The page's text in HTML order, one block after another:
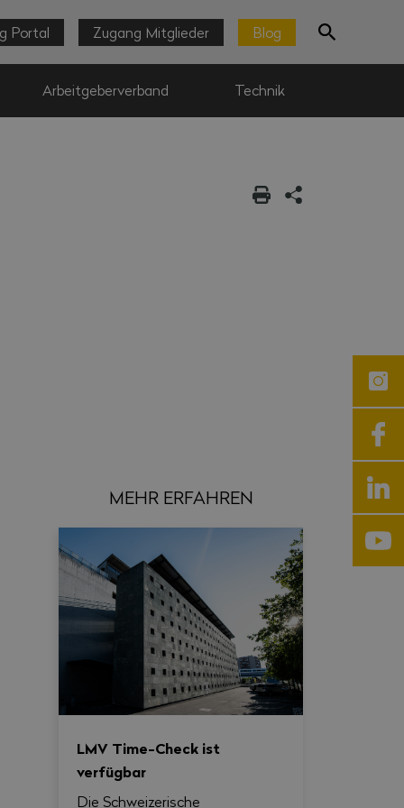
Portal Zugang Mitglieder Blog
Arbeitgeberverband Technik
MEHR ERFAHREN
LMV Time-Check ist
verfügbar
Die Schweizerische